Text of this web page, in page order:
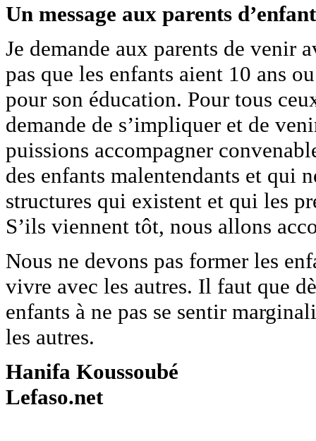
Un message aux parents
Je demande aux parents de venir
pas que les enfants aient 10 ans
pour son éducation. Pour tous
demande de s’impliquer et de
puissions accompagner
des enfants malentendants et qui
structures qui existent et qui les
S’ils viennent tôt, nous allons
Nous ne devons pas former les
vivre avec les autres. Il faut que
enfants à ne pas se sentir
les autres.
Hanifa Koussoubé
Lefaso.net